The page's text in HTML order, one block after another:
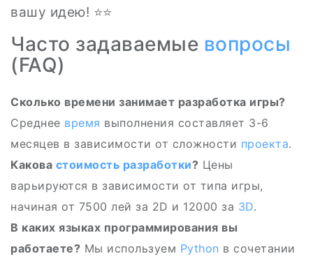
вашу идею! ⭐⭐
Часто задаваемые вопросы
(FAQ)
Сколько времени занимает разработка игры?
Среднее время выполнения составляет 3-6
месяцев в зависимости от сложности проекта.
Какова стоимость разработки? Цены
варьируются в зависимости от типа игры,
начиная от 7500 лей за 2D и 12000 за 3D.
В каких языках программирования вы
работаете? Мы используем Python в сочетании